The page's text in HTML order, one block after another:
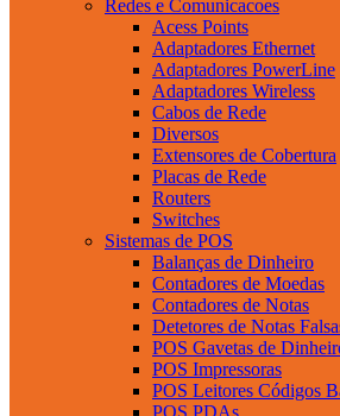
Redes e Comunicacoes
Acess Points
Adaptadores Ethernet
Adaptadores PowerLine
Adaptadores Wireless
Cabos de Rede
Diversos
Extensores de Cobertura
Placas de Rede
Routers
Switches
Sistemas de POS
Balanças de Dinheiro
Contadores de Moedas
Contadores de Notas
Detetores de Notas
POS Gavetas de
POS Impressoras
POS Leitores Códigos
POS PDAs